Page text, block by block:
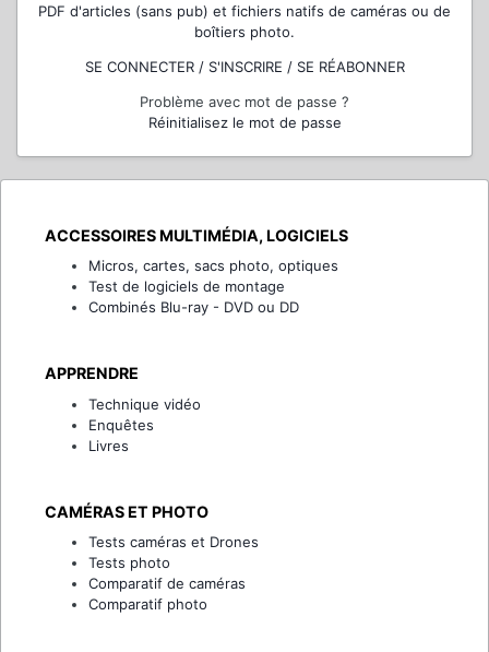
PDF d'articles (sans pub) et fichiers natifs de caméras ou de
boîtiers photo.
SE CONNECTER / S'INSCRIRE / SE RÉABONNER
Problème avec mot de passe ?
Réinitialisez le mot de passe
ACCESSOIRES MULTIMÉDIA, LOGICIELS
Micros, cartes, sacs photo, optiques
Test de logiciels de montage
Combinés Blu-ray - DVD ou DD
APPRENDRE
Technique vidéo
Enquêtes
Livres
CAMÉRAS ET PHOTO
Tests caméras et Drones
Tests photo
Comparatif de caméras
Comparatif photo